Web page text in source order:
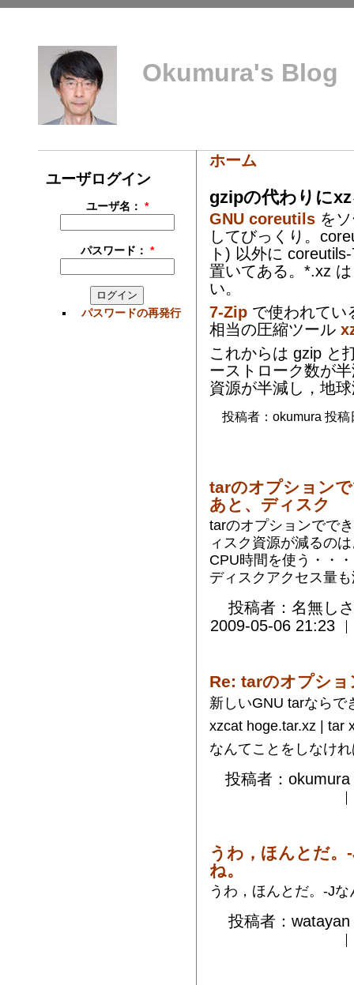
Okumura's Blog
ユーザログイン
ユーザ名： *
パスワード： *
パスワードの再発行
ホーム
gzipの代わりに
GNU coreutils を
してびっくり。
ト) 以外に
置いてある。*.xz
い。
7-Zip で使われてい
相当の圧縮ツール
これからは gzip と
ーストローク数が
資源が半減し，地
投稿者：okumura 投
tarのオプション
あと、ディスク
tarのオプションでで
ィスク資源が減るの
CPU時間を使う・・
ディスクアクセス量
投稿者：名無し
2009-05-06 21:23
Re: tarのオプショ
新しいGNU tarならで
xzcat hoge.tar.xz | tar
なんてことをしなけ
投稿者：
うわ，ほんとだ
ね。
うわ，ほんとだ。-J
投稿者：